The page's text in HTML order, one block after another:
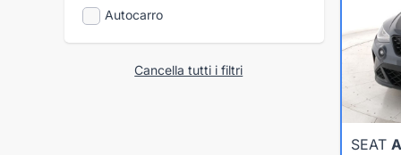
Autocarro
Cancella tutti i filtri
SEAT